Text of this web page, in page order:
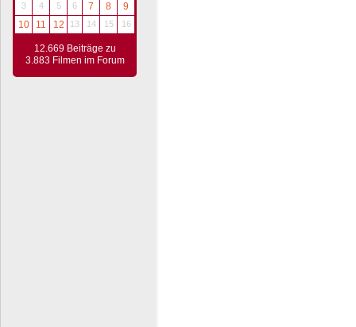
3
4 5 6 7 8
9
10
11 12 13 14 15 16
12.669 Beiträge zu
3.883 Filmen im Forum